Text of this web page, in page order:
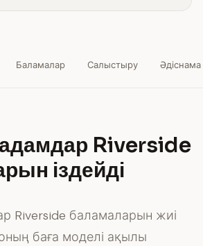
Баламалар Салыстыру Әдіснама
адамдар Riverside
іздейді
Riverside баламаларын жиі
оның баға моделі ақылы